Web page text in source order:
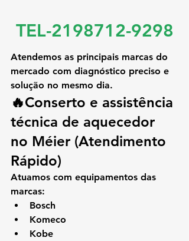
TEL-2198712-9298
Atendemos as principais marcas do
mercado com diagnóstico preciso e
solução no mesmo dia.
🔥Conserto e assistência
técnica de aquecedor
no Méier (Atendimento
Rápido)
Atuamos com equipamentos das
marcas:
Bosch
Komeco
Kobe